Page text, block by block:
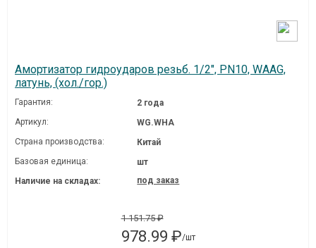
Амортизатор гидроударов резьб. 1/2", PN10, WAAG,
латунь, (хол./гор.)
Гарантия:
2 года
Артикул:
WG.WHA
Страна производства:
Китай
Базовая единица:
шт
Наличие на складах:
под заказ
1 151.75 ₽
978.99 ₽/шт